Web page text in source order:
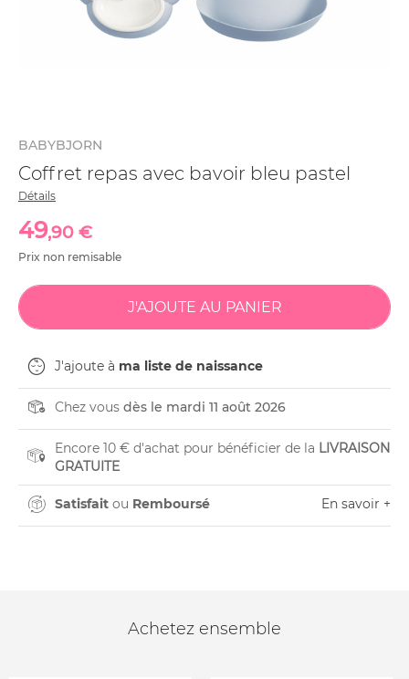
BABYBJORN
Coffret repas avec bavoir bleu pastel
Détails
49,90 €
Prix non remisable
J'ajoute à ma liste de naissance
Chez vous dès le mardi 11 août 2026
Encore 10 € d'achat pour bénéficier de la LIVRAISON
GRATUITE
Satisfait ou Remboursé En savoir +
Achetez ensemble